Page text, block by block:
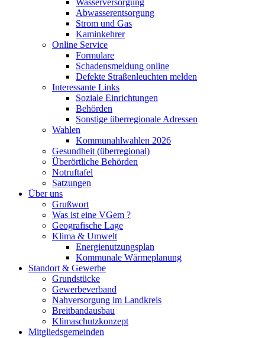
Wasserversorgung
Abwasserentsorgung
Strom und Gas
Kaminkehrer
Online Service
Formulare
Schadensmeldung online
Defekte Straßenleuchten melden
Interessante Links
Soziale Einrichtungen
Behörden
Sonstige überregionale Adressen
Wahlen
Kommunahlwahlen 2026
Gesundheit (überregional)
Überörtliche Behörden
Notruftafel
Satzungen
Über uns
Grußwort
Was ist eine VGem ?
Geografische Lage
Klima & Umwelt
Energienutzungsplan
Kommunale Wärmeplanung
Standort & Gewerbe
Grundstücke
Gewerbeverband
Nahversorgung im Landkreis
Breitbandausbau
Klimaschutzkonzept
Mitgliedsgemeinden